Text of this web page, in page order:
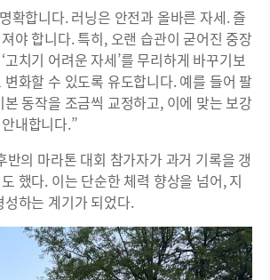
확합니다. 러닝은 안전과 올바른 자세. 즐
야 합니다. 특히, 오랜 습관이 굳어진 중장
고치기 어려운 자세’를 무리하게 바꾸기보
화할 수 있도록 유도합니다. 예를 들어 팔
동작을 조금씩 교정하고, 이에 맞는 보강
내합니다.”
반의 마라톤 대회 참가자가 과거 기록을 갱
했다. 이는 단순한 체력 향상을 넘어, 지
하는 계기가 되었다.